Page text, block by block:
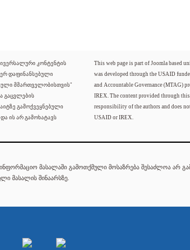
კონტენტის
დაფინანსებული
მმართველობისთვის"
გაცვლების
გამოქვეყნებული
ის არ გამოხატავს
This web page is part of Joomla based
was developed through the USAID
and Accountable Governance (MTAG)
IREX. The content provided through
responsibility of the authors and does
USAID or IREX.
მასალაში გამოთქმული მოსაზრება შესაძლოა არ
მასალის შინაარსზე.